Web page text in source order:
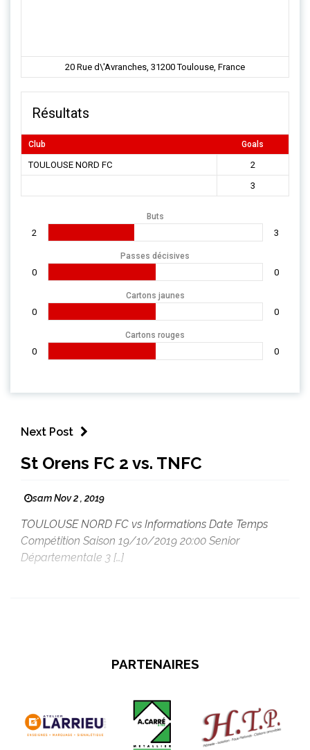
20 Rue d\'Avranches, 31200 Toulouse, France
Résultats
Club Goals
TOULOUSE NORD FC
2
3
Buts
2 3
Passes décisives
0 0
Cartons jaunes
0 0
Cartons rouges
0 0
Next Post
St Orens FC 2 vs. TNFC
sam Nov 2 , 2019
TOULOUSE NORD FC vs Informations Date Temps
Compétition Saison 19/10/2019 20:00 Senior
Départementale 3 […]
PARTENAIRES